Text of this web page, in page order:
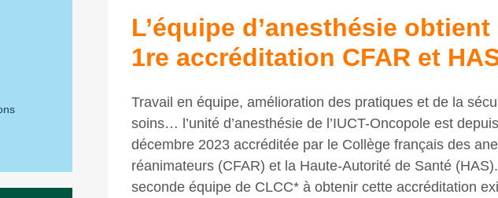
L’équipe d’anesthésie obtient
1re accréditation CFAR et
Travail en équipe, amélioration des pratiques et de la
soins… l’unité d’anesthésie de l’IUCT-Oncopole est depuis
décembre 2023 accréditée par le Collège français des
réanimateurs (CFAR) et la Haute-Autorité de Santé (HAS).
seconde équipe de CLCC* à obtenir cette accréditation